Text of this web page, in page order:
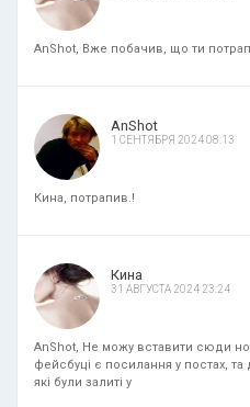
AnShot, Вже побачив, що ти
AnShot
1 СЕНТЯБРЯ 2024 08:13
Кина, потрапив.!
Кина
31 АВГУСТА 2024 23:24
AnShot, Не можу вставити сюди
фейсбуці є посилання у постах,
які були залиті у